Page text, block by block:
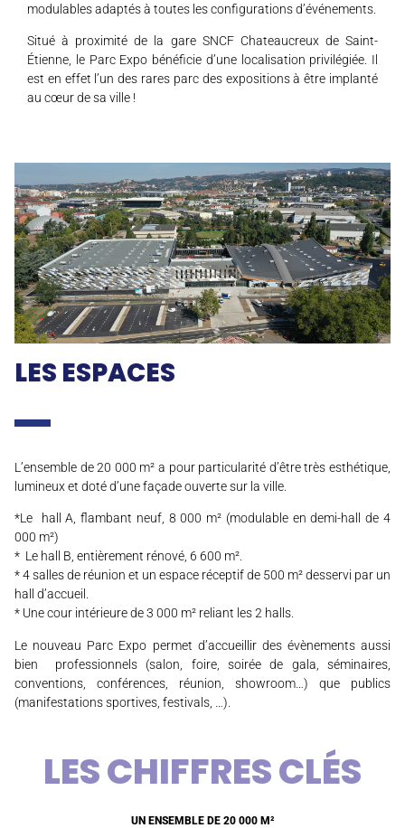
modulables adaptés à toutes les configurations d’événements.
Situé à proximité de la gare SNCF Chateaucreux de Saint-
Étienne, le Parc Expo bénéficie d’une localisation privilégiée. Il
est en effet l’un des rares parc des expositions à être implanté
au cœur de sa ville !
LES ESPACES
L’ensemble de 20 000 m² a pour particularité d’être très esthétique,
lumineux et doté d’une façade ouverte sur la ville.
*Le hall A, flambant neuf, 8 000 m² (modulable en demi-hall de 4
000 m²)
* Le hall B, entièrement rénové, 6 600 m².
* 4 salles de réunion et un espace réceptif de 500 m² desservi par un
hall d’accueil.
* Une cour intérieure de 3 000 m² reliant les 2 halls.
Le nouveau Parc Expo permet d’accueillir des évènements aussi
bien professionnels (salon, foire, soirée de gala, séminaires,
conventions, conférences, réunion, showroom…) que publics
(manifestations sportives, festivals, …).
LES CHIFFRES CLÉS
UN ENSEMBLE DE 20 000 M²